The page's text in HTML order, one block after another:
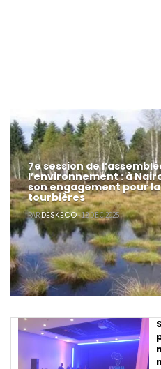
7e session de
l’environnement : à
son engagement pour
tourbières
PARDESKECO- 12 DÉC 2025